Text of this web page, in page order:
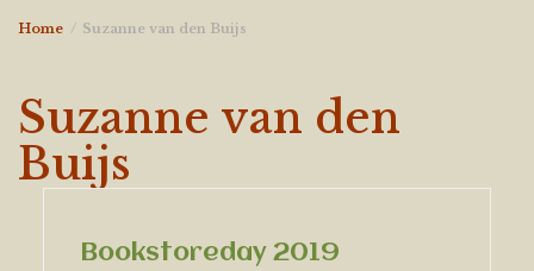
Home Suzanne van den Buijs
Suzanne van den
Buijs
Bookstoreday 2019